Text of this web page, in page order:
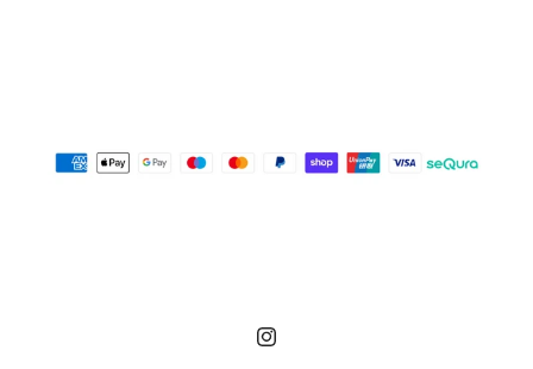
Instagram